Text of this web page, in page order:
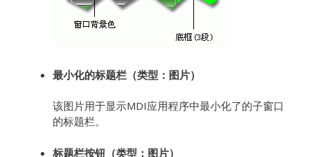
最小化的标题栏（类型：图片）
该图片用于显示MDI应用程序中最小化了的子窗口
的标题栏。
标题栏按钮（类型：图片）